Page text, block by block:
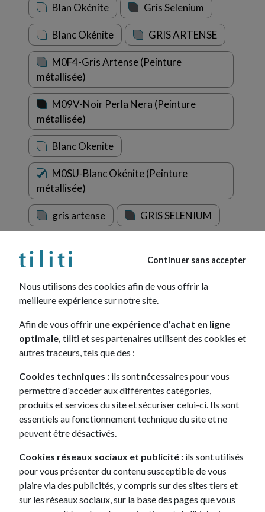
Continuer sans accepter
Nous utilisons des cookies afin de vous offrir la
meilleure expérience sur notre site.
Afin de vous offrir une expérience d'achat en ligne
optimale, tiliti et ses partenaires utilisent des cookies et
autres traceurs, tels que des :
Cookies techniques : ils sont nécessaires pour vous
permettre d'accéder aux différentes catégories,
produits et services du site et sécuriser celui-ci. Ils sont
essentiels au fonctionnement technique du site et ne
peuvent être désactivés.
Cookies réseaux sociaux et publicité : ils sont utilisés
pour vous présenter du contenu susceptible de vous
plaire via des publicités, y compris sur des sites tiers et
sur les réseaux sociaux, sur la base des pages que vous
Blan Okénite Gris Selenium
Blanc Okénite GRIS ARTENSE
M0F4-Gris Artense (Peinture
métallisée)
M09V-Noir Perla Nera (Peinture
métallisée)
Blanc Okenite
M0SU-Blanc Okénite (Peinture
métallisée)
gris artense GRIS SELENIUM
BLANC OKE / T.N
BLEU OBSE /T.N
M0LD-Gris Sélénium (Peinture
métallisée)
Finition.
Allure GT GT Exclusive Style
PERSONNALISER MON LEASING